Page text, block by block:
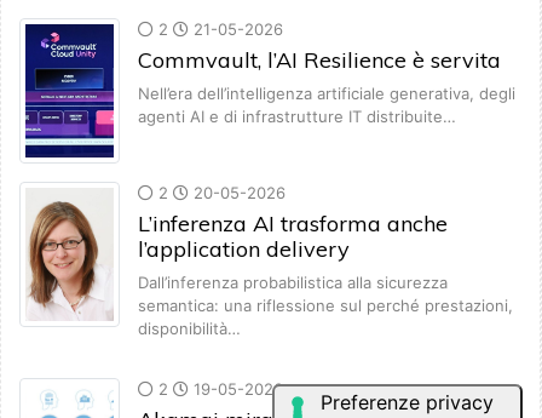
2 21-05-2026
Commvault, l’AI Resilience è servita
Nell’era dell’intelligenza artificiale generativa, degli
agenti AI e di infrastrutture IT distribuite…
2 20-05-2026
L’inferenza AI trasforma anche
l’application delivery
Dall’inferenza probabilistica alla sicurezza
semantica: una riflessione sul perché prestazioni,
disponibilità…
2 19-05-2026